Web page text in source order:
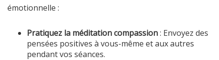
émotionnelle :
Pratiquez la méditation compassion: Envoyez des
pensées positives à vous-même et aux autres
pendant vos séances.